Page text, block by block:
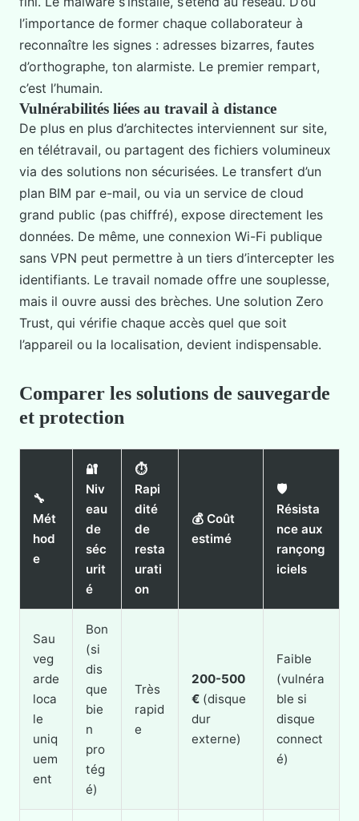
l’importance de former chaque collaborateur à
reconnaître les signes : adresses bizarres, fautes
d’orthographe, ton alarmiste. Le premier rempart,
c’est l’humain.
Vulnérabilités liées au travail à distance
De plus en plus d’architectes interviennent sur site,
en télétravail, ou partagent des fichiers volumineux
via des solutions non sécurisées. Le transfert d’un
plan BIM par e-mail, ou via un service de cloud
grand public (pas chiffré), expose directement les
données. De même, une connexion Wi-Fi publique
sans VPN peut permettre à un tiers d’intercepter les
identifiants. Le travail nomade offre une souplesse,
mais il ouvre aussi des brèches. Une solution Zero
Trust, qui vérifie chaque accès quel que soit
l’appareil ou la localisation, devient indispensable.
Comparer les solutions de sauvegarde
et protection
🔧
Mét
hod
e
🔐
Niv
eau
de
séc
urit
é
⏱️
Rapi
dité
de
resta
urati
on
💰 Coût
estimé
🛡️
Résista
nce aux
rançong
iciels
Sau
veg
arde
loca
le
uniq
uem
ent
Bon
(si
dis
que
bie
n
pro
tég
é)
Très
rapid
e
200-500
€ (disque
dur
externe)
Faible
(vulnéra
ble si
disque
connect
é)